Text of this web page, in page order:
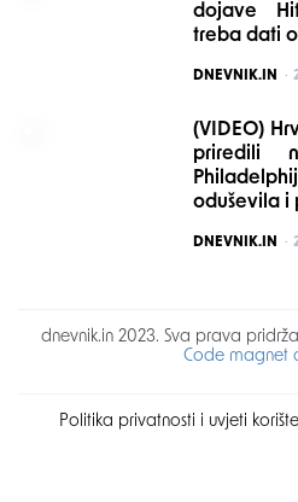
dojave
treba dati
POSTED
DNEVNIK.IN
(VIDEO)
priredili
oduševila i
POSTED
DNEVNIK.IN
dnevnik.in 2023. Sva prava
Code magnet
Politika privatnosti i uvjeti